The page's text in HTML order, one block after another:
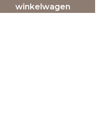
winkelwagen